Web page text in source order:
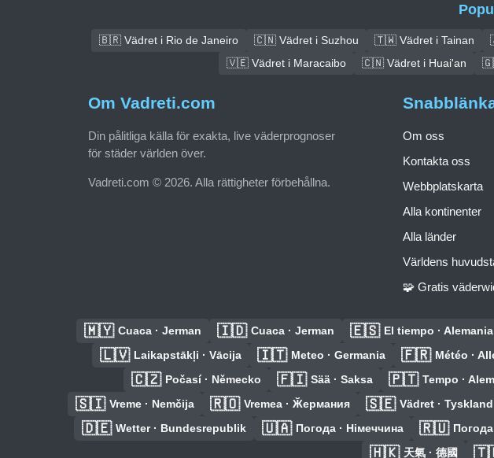
🇧🇷 Vädret i Rio de Janeiro 🇨🇳 Vädret i Suzhou 🇹🇼 Vädret i Tainan
🇻🇪 Vädret i Maracaibo
🇨🇳 Vädret i Huai'an
Om Vadreti.com
Din pålitliga källa för exakta, live väderprognoser
för städer världen över.
Vadreti.com © 2026. Alla rättigheter förbehållna.
Om oss
Kontakta oss
Webbplatskarta
Alla kontinenter
Alla länder
Världens
🧩 Gratis
🇲🇾 Cuaca · Jerman 🇮🇩 Cuaca · Jerman 🇪🇸 El tiempo · Alemania
🇱🇻 Laikapstākļi · Vācija 🇮🇹 Meteo · Germania 🇫🇷 Météo ·
🇨🇿 Počasí · Německo 🇫🇮 Sää · Saksa 🇵🇹 Tempo ·
🇸🇮 Vreme · Nemčija 🇷🇴 Vremea · Ӂермания 🇸🇪 Vädret · Tyskland
🇩🇪 Wetter · Bundesrepublik 🇺🇦 Погода · Німеччина 🇷🇺
🇭🇰 天氣 · 德國